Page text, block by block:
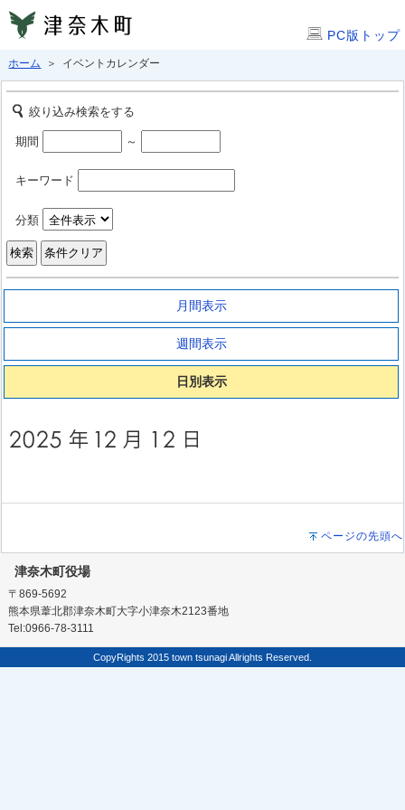
PC版トップ
ホーム ＞ イベントカレンダー
絞り込み検索をする
期間 ～
キーワード
分類
月間表示
週間表示
日別表示
ページの先頭へ
津奈木町役場
〒869-5692
熊本県葦北郡津奈木町大字小津奈木2123番地
Tel:0966-78-3111
CopyRights 2015 town tsunagi Allrights Reserved.